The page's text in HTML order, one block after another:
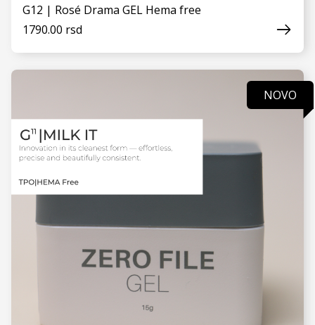
G12 | Rosé Drama GEL Hema free
1790.00 rsd
NOVO